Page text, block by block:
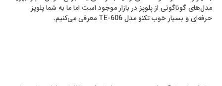
مدل‌های گوناگونی از پلوپز در بازار موجود است اما ما به شما پلوپز
حرفه‌ای و بسیار خوب تکنو مدل TE-606 معرفی می‌کنیم.